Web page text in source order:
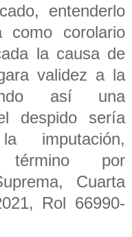
entenderlo
corolario
la causa de
validez a la
así una
despido sería
imputación,
término por
Cuarta
Rol 66990-